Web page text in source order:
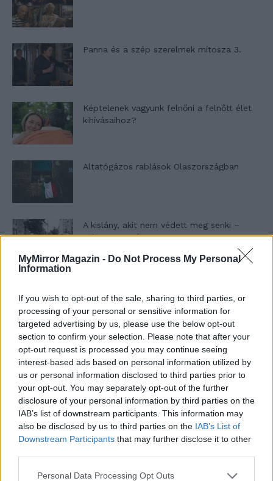
MyMirror Magazin - Do Not Process My Personal
Information
If you wish to opt-out of the sale, sharing to third parties, or
processing of your personal or sensitive information for
targeted advertising by us, please use the below opt-out
section to confirm your selection. Please note that after your
opt-out request is processed you may continue seeing
interest-based ads based on personal information utilized by
us or personal information disclosed to third parties prior to
your opt-out. You may separately opt-out of the further
disclosure of your personal information by third parties on the
IAB’s list of downstream participants. This information may
also be disclosed by us to third parties on the IAB’s List of
Downstream Participants that may further disclose it to other
Personal Data Processing Opt Outs
Panna és a szép szerelmek mítosza 3.
Képtelenek vagyunk felnőni a felnőtt élet
kihívásaihoz?
Altatógázos rablások Olaszországban
A kislány, akit nem védett meg senki –
Lyhanna története
rész
T. szereti a fiatal lányokat 13. rész
Minka 10. rész
Minka 9. rész